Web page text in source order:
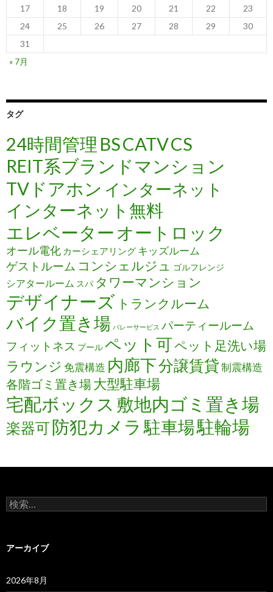
17 18 19 20 21 22
23
24
25 26 27 28 29
30
31
« 7月
タグ
24時間管理 BSCATVCS
REIT系ブランドマンション
TVドアホン インターネット
インターネット無料
エレベーター オートロック
オール電化 カーシェアリング キッズルーム
ゲストルーム コンシェルジュ ゴルフレンジ
シアタールーム スパ タワーマンション
デザイナーズ トランクルーム
バイク置き場 バレーサービス パーティールーム
フィットネス プールペット可ペット足洗い場
ラウンジ 免震構造 内廊下分譲賃貸制震構造
各階ゴミ置き場大型駐車場
宅配ボックス 敷地内ゴミ置き場
楽器可防犯カメラ 駐車場駐輪場
検
索:
アーカイブ
2026年8月